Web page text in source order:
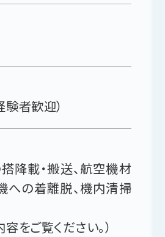
者歓迎）
降載・搬送、航空機材
への着離脱、機内清掃
をご覧ください。）